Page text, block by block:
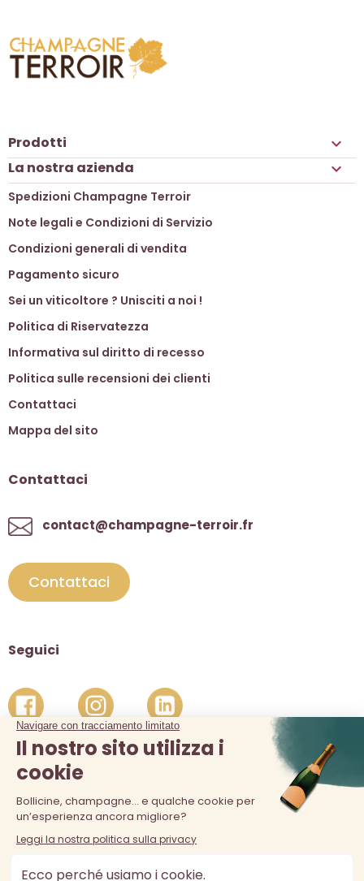
Prodotti 
La nostra azienda 
Spedizioni Champagne Terroir
Note legali e Condizioni di Servizio
Condizioni generali di vendita
Pagamento sicuro
Sei un viticoltore ? Unisciti a noi !
Politica di Riservatezza
Informativa sul diritto di recesso
Politica sulle recensioni dei clienti
Contattaci
Mappa del sito
Contattaci
contact@champagne-terroir.fr
Contattaci
Seguici